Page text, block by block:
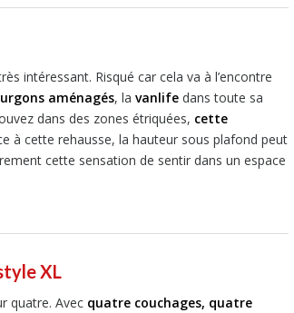
intéressant. Risqué car cela va à l’encontre
aménagés, la vanlife dans toute sa
dans des zones étriquées, cette
à cette rehausse, la hauteur sous plafond peut
cette sensation de sentir dans un espace
XL
quatre. Avec quatre couchages, quatre